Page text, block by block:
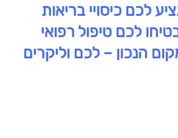
לכם כיסויי בריאות
לכם טיפול רפואי
הנכון – לכם וליקרים